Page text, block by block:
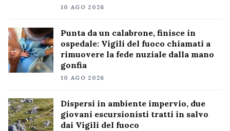
10 AGO 2026
Punta da un calabrone, finisce in
ospedale: Vigili del fuoco chiamati a
rimuovere la fede nuziale dalla mano
gonfia
10 AGO 2026
Dispersi in ambiente impervio, due
giovani escursionisti tratti in salvo
dai Vigili del fuoco